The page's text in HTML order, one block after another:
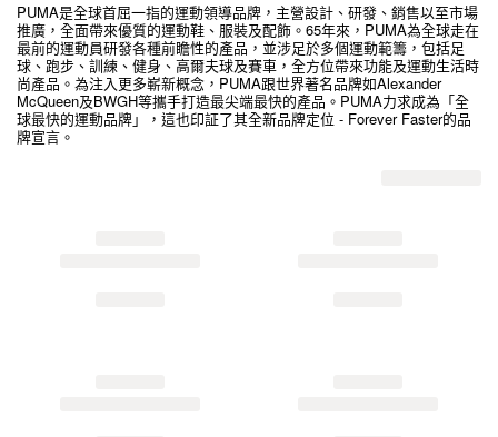
PUMA是全球首屈一指的運動領導品牌，主營設計、研發、銷售以至市場
推廣，全面帶來優質的運動鞋、服裝及配飾。65年來，PUMA為全球走在
最前的運動員研發各種前瞻性的產品，並涉足於多個運動範籌，包括足
球、跑步、訓練、健身、高爾夫球及賽車，全方位帶來功能及運動生活時
尚產品。為注入更多嶄新概念，PUMA跟世界著名品牌如Alexander
McQueen及BWGH等攜手打造最尖端最快的產品。PUMA力求成為「全
球最快的運動品牌」，這也印証了其全新品牌定位 - Forever Faster的品
牌宣言。